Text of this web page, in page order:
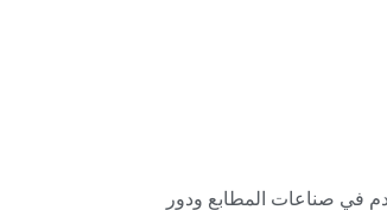
في صناعات المطابع ودور